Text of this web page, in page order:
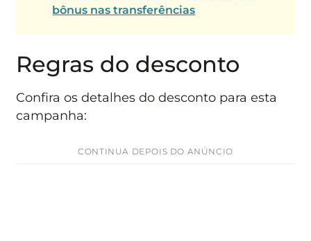
bônus nas transferências
Regras do desconto
Confira os detalhes do desconto para esta
campanha:
CONTINUA DEPOIS DO ANÚNCIO